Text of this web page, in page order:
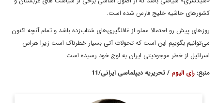
کشورهای حاشیه خلیج فارس شده است.
روزهای پیش رو احتمالا مملو از غافلگیری‌های شتاب‌زده باشد و تمام آنچه اکنون
می‌توانیم بگوییم این است که تحولات آتی بسیار خطرناک است زیرا هراس
اسرائیل از خطر موجودیتی ایران به اوج خود رسیده است.
منبع: رای الیوم / تحریریه دیپلماسی ایرانی/11